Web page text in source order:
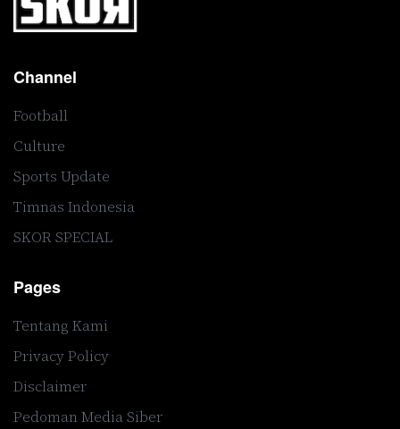
Channel
Football
Culture
Sports Update
Timnas Indonesia
SKOR SPECIAL
Pages
Tentang Kami
Privacy Policy
Disclaimer
Pedoman Media Siber